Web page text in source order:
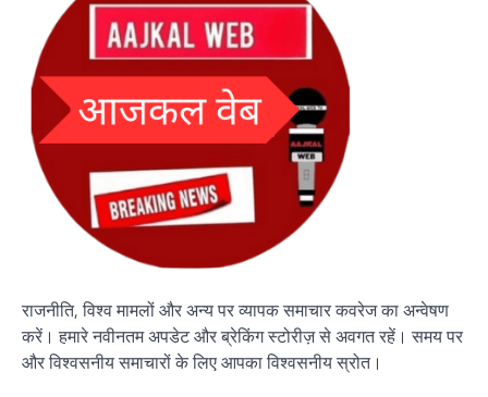
राजनीति, विश्व मामलों और अन्य पर व्यापक समाचार कवरेज का अन्वेषण
करें। हमारे नवीनतम अपडेट और ब्रेकिंग स्टोरीज़ से अवगत रहें। समय पर
और विश्वसनीय समाचारों के लिए आपका विश्वसनीय स्रोत।